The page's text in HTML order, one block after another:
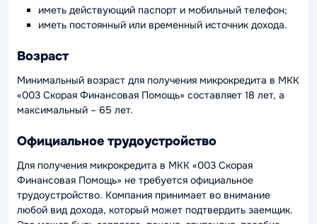
иметь действующий паспорт и мобильный телефон;
иметь постоянный или временный источник дохода.
Возраст
Минимальный возраст для получения микрокредита в МКК
«003 Скорая Финансовая Помощь» составляет 18 лет, а
максимальный – 65 лет.
Официальное трудоустройство
Для получения микрокредита в МКК «003 Скорая
Финансовая Помощь» не требуется официальное
трудоустройство. Компания принимает во внимание
любой вид дохода, который может подтвердить заемщик.